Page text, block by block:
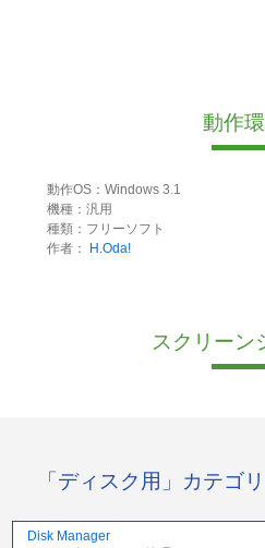
動作
動作OS：Windows 3.1
機種：汎用
種類：フリーソフト
作者：
H.Oda!
スクリーン
「ディスク用」カテゴ
Disk Manager